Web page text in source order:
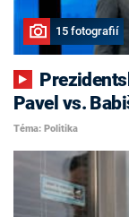
15 fotografií
Pavel vs.
Téma: Politika